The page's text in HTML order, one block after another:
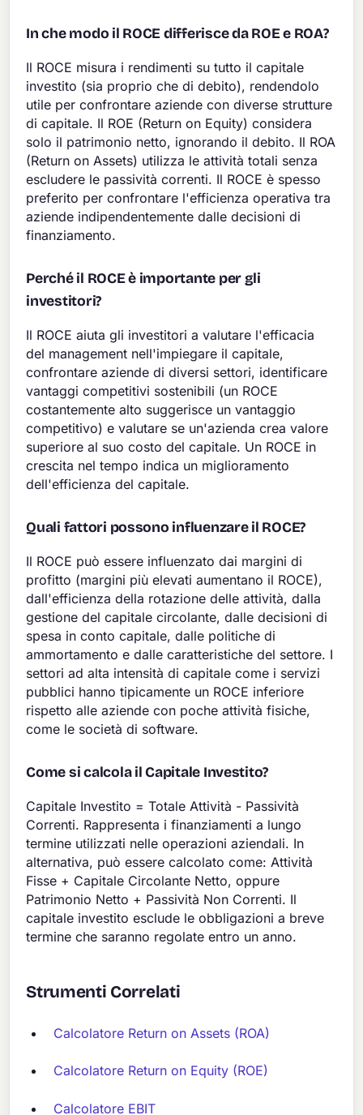
In che modo il ROCE differisce da ROE e ROA?
Il ROCE misura i rendimenti su tutto il capitale
investito (sia proprio che di debito), rendendolo
utile per confrontare aziende con diverse strutture
di capitale. Il ROE (Return on Equity) considera
solo il patrimonio netto, ignorando il debito. Il ROA
(Return on Assets) utilizza le attività totali senza
escludere le passività correnti. Il ROCE è spesso
preferito per confrontare l'efficienza operativa tra
aziende indipendentemente dalle decisioni di
finanziamento.
Perché il ROCE è importante per gli
investitori?
Il ROCE aiuta gli investitori a valutare l'efficacia
del management nell'impiegare il capitale,
confrontare aziende di diversi settori, identificare
vantaggi competitivi sostenibili (un ROCE
costantemente alto suggerisce un vantaggio
competitivo) e valutare se un'azienda crea valore
superiore al suo costo del capitale. Un ROCE in
crescita nel tempo indica un miglioramento
dell'efficienza del capitale.
Quali fattori possono influenzare il ROCE?
Il ROCE può essere influenzato dai margini di
profitto (margini più elevati aumentano il ROCE),
dall'efficienza della rotazione delle attività, dalla
gestione del capitale circolante, dalle decisioni di
spesa in conto capitale, dalle politiche di
ammortamento e dalle caratteristiche del settore. I
settori ad alta intensità di capitale come i servizi
pubblici hanno tipicamente un ROCE inferiore
rispetto alle aziende con poche attività fisiche,
come le società di software.
Come si calcola il Capitale Investito?
Capitale Investito = Totale Attività - Passività
Correnti. Rappresenta i finanziamenti a lungo
termine utilizzati nelle operazioni aziendali. In
alternativa, può essere calcolato come: Attività
Fisse + Capitale Circolante Netto, oppure
Patrimonio Netto + Passività Non Correnti. Il
capitale investito esclude le obbligazioni a breve
termine che saranno regolate entro un anno.
Strumenti Correlati
Calcolatore Return on Assets (ROA)
Calcolatore Return on Equity (ROE)
Calcolatore EBIT